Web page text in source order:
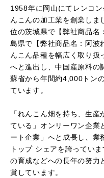
1958年に岡山にてレンコ
んこんの加工業を創業しま
位の茨城県で【弊社商品名
島県で【弊社商品名：阿波
んこん品種を幅広く取り
へと進出し、中国産原料の
蘇省から年間約4,000トン
ています。
「れんこん畑を持ち、生
ている」オンリーワン企業
ート企業」へと成長し、業
トップ シェアを誇ってい
の育成などへの長年の努力
賞しています。